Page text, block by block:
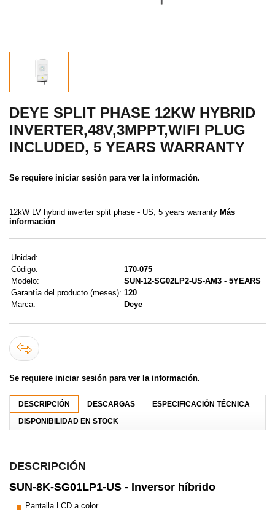
Registro
Iniciar sesión
Olvidé mi contraseña
DEYE SPLIT PHASE 12KW HYBRID
INVERTER,48V,3MPPT,WIFI PLUG
INCLUDED, 5 YEARS WARRANTY
Se requiere iniciar sesión para ver la información.
12kW LV hybrid inverter split phase - US, 5 years warranty Más
información
Unidad:
Código:
170-075
Modelo:
SUN-12-SG02LP2-US-AM3 - 5YEARS
Garantía del producto (meses): 120
Marca:
Deye
Se requiere iniciar sesión para ver la información.
DESCRIPCIÓN DESCARGAS
ESPECIFICACIÓN TÉCNICA
DISPONIBILIDAD EN STOCK
DESCRIPCIÓN
SUN-8K-SG01LP1-US - Inversor híbrido
Pantalla LCD a color